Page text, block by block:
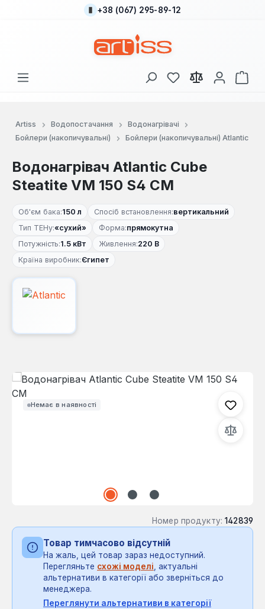
Перейти до основного вмісту
+38 (067) 295-89-12
У вас є 0 у списку
Artiss Водопостачання
Водонагрівачі
Бойлери (накопичувальні)
Бойлери (накопичувальні) Atlantic
Водонагрівач Atlantic Cube
Steatite VM 150 S4 СM
Об'єм бака:150 л Спосіб встановлення:вертикальний
Тип ТЕНу:«сухий» Форма:прямокутна
Потужність:1.5 кВт Живлення:220 В
Країна виробник:Єгипет
Немає в наявності
Пропустити галерею зображень
Номер продукту: 142839
Товар тимчасово відсутній
На жаль, цей товар зараз недоступний.
Перегляньте схожі моделі, актуальні
альтернативи в категорії або зверніться до
менеджера.
Переглянути альтернативи в категорії